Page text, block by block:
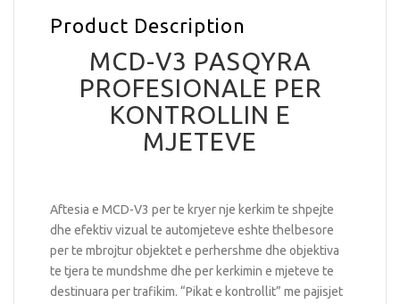
Product Description
MCD-V3 PASQYRA
PROFESIONALE PER
KONTROLLIN E
MJETEVE
Aftesia e MCD-V3 per te kryer nje kerkim te shpejte
dhe efektiv vizual te automjeteve eshte thelbesore
per te mbrojtur objektet e perhershme dhe objektiva
te tjera te mundshme dhe per kerkimin e mjeteve te
destinuara per trafikim. “Pikat e kontrollit” me pajisjet